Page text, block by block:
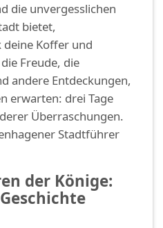
die unvergesslichen
bietet,
deine Koffer und
Freude, die
andere Entdeckungen,
erwarten: drei Tage
Überraschungen.
Stadtführer
der Könige: